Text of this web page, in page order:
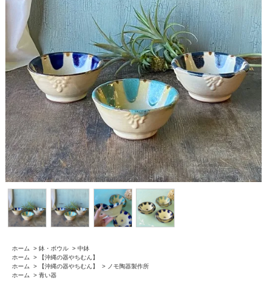
ホーム > 鉢・ボウル > 中鉢
ホーム
>
【沖縄の器やちむん】
ホーム
> 【沖縄の器やちむん】 > ノモ陶器製作所
ホーム
> 青い器